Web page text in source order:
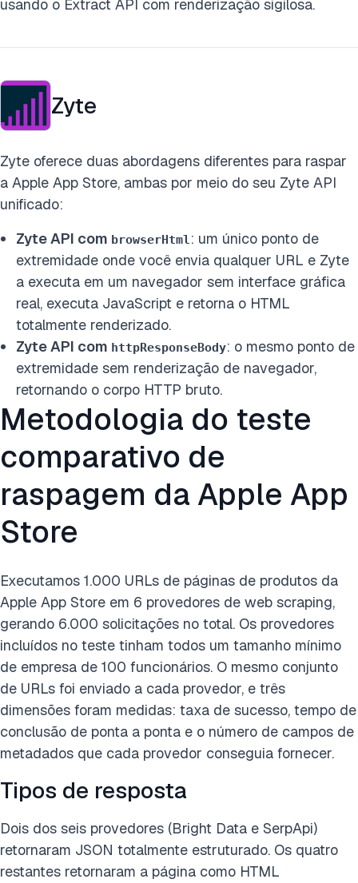
usando o Extract API com renderização sigilosa.
Zyte
Zyte oferece duas abordagens diferentes para raspar
a Apple App Store, ambas por meio do seu Zyte API
unificado:
Zyte API com browserHtml : um único ponto de
extremidade onde você envia qualquer URL e Zyte
a executa em um navegador sem interface gráfica
real, executa JavaScript e retorna o HTML
totalmente renderizado.
Zyte API com httpResponseBody: o mesmo ponto de
extremidade sem renderização de navegador,
retornando o corpo HTTP bruto.
Metodologia do teste
comparativo de
raspagem da Apple App
Store
Executamos 1.000 URLs de páginas de produtos da
Apple App Store em 6 provedores de web scraping,
gerando 6.000 solicitações no total. Os provedores
incluídos no teste tinham todos um tamanho mínimo
de empresa de 100 funcionários. O mesmo conjunto
de URLs foi enviado a cada provedor, e três
dimensões foram medidas: taxa de sucesso, tempo de
conclusão de ponta a ponta e o número de campos de
metadados que cada provedor conseguia fornecer.
Tipos de resposta
Dois dos seis provedores (Bright Data e SerpApi)
retornaram JSON totalmente estruturado. Os quatro
restantes retornaram a página como HTML